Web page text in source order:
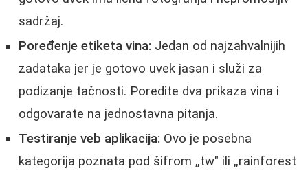
sadržaj.
Poređenje etiketa vina: Jedan od najzahvalnijih
zadataka jer je gotovo uvek jasan i služi za
podizanje tačnosti. Poredite dva prikaza vina i
odgovarate na jednostavna pitanja.
Testiranje veb aplikacija: Ovo je posebna
kategorija poznata pod šifrom „tw" ili „rainforest